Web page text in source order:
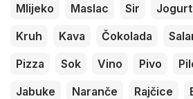
Mlijeko Maslac Sir Jogurt
Kruh
Kava Čokolada
Pizza
Sok Vino Pivo
Jabuke
Naranče Rajčice